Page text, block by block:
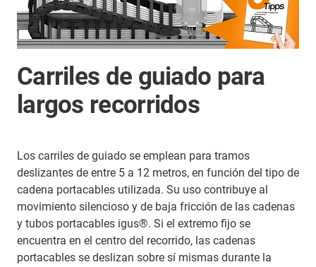
Carriles de guiado para
largos recorridos
Los carriles de guiado se emplean para tramos
deslizantes de entre 5 a 12 metros, en función del tipo de
cadena portacables utilizada. Su uso contribuye al
movimiento silencioso y de baja fricción de las cadenas
y tubos portacables igus®. Si el extremo fijo se
encuentra en el centro del recorrido, las cadenas
portacables se deslizan sobre sí mismas durante la